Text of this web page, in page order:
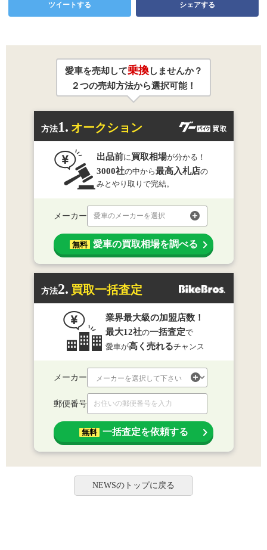
ツイートする シェアする
愛車を売却して乗換しませんか？
２つの売却方法から選択可能！
方法1. オークション
出品前に買取相場が分かる！
3000社の中から最高入札店の
みとやり取りで完結。
メーカー 愛車のメーカーを選択
無料 愛車の買取相場を調べる
方法2. 買取一括査定
業界最大級の加盟店数！
最大12社の一括査定で
愛車が高く売れるチャンス
メーカー
郵便番号
無料 一括査定を依頼する
NEWSのトップに戻る